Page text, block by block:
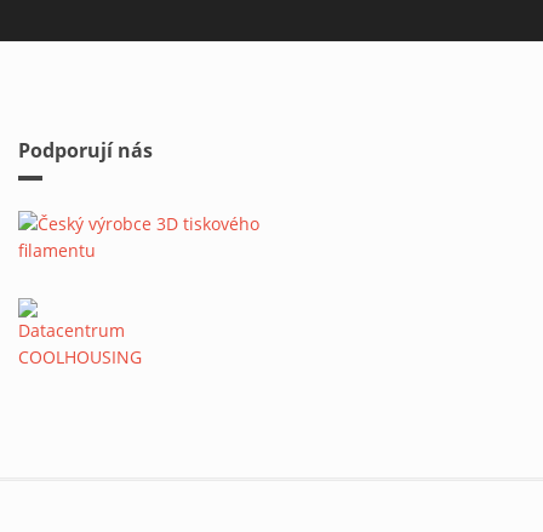
Podporují nás